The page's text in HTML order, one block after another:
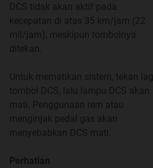
DCS tidak akan aktif pada
kecepatan di atas 35 km/jam (22
mil/jam), meskipun tombolnya
ditekan.
Untuk mematikan sistem, tekan lagi
tombol DCS, lalu lampu DCS akan
mati. Penggunaan rem atau
menginjak pedal gas akan
menyebabkan DCS mati.
Perhatian